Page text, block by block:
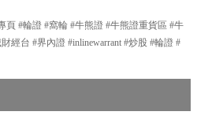
頁 #輪證 #窩輪 #牛熊證 #牛熊證重貨區 #牛
經台 #界內證 #inlinewarrant #炒股 #輪證 #